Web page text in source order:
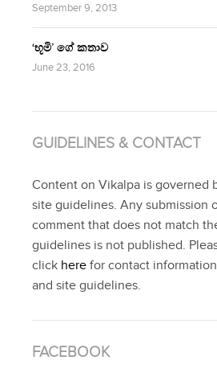
September 9, 2013
‘භූමි’ ගේ කතාව
June 23, 2016
GUIDELINES & CONTACT
Content on Vikalpa is governed
site guidelines. Any submission
comment that does not match
guidelines is not published.
click here for contact information
and site guidelines.
FACEBOOK